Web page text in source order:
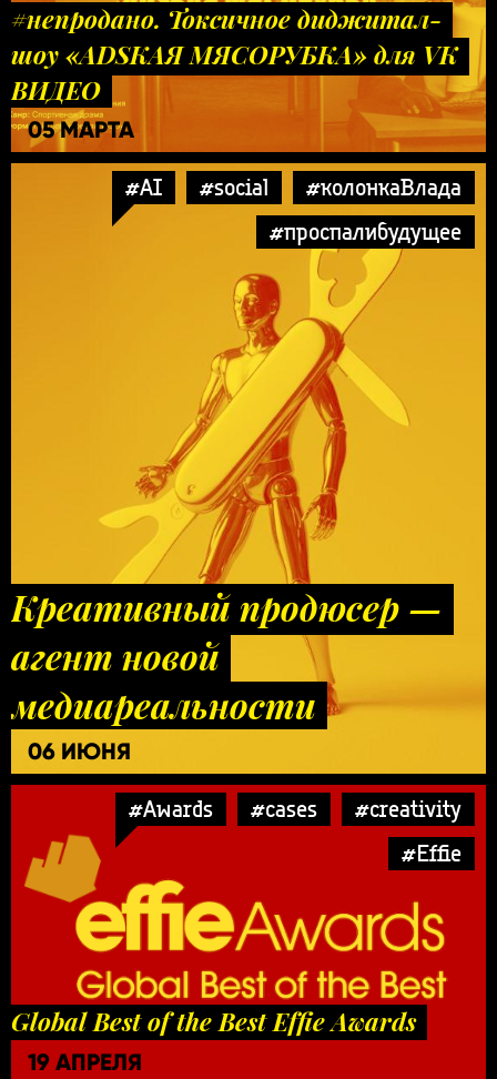
#непродано. Токсичное диджитал-
шоу «ADSКАЯ МЯСОРУБКА» для VK
ВИДЕО
05 МАРТА
#AI #social
#колонкаВлада
#проспалибудущее
Креативный продюсер —
агент новой
медиареальности
06 ИЮНЯ
#Awards #cases
#creativity
#Effie
Global Best of the Best Effie Awards
19 АПРЕЛЯ